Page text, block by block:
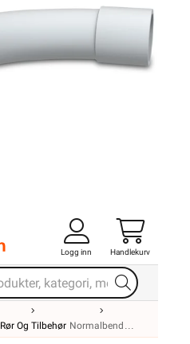
Logg inn Handlekurv
Rør Og Tilbehør Normalbend